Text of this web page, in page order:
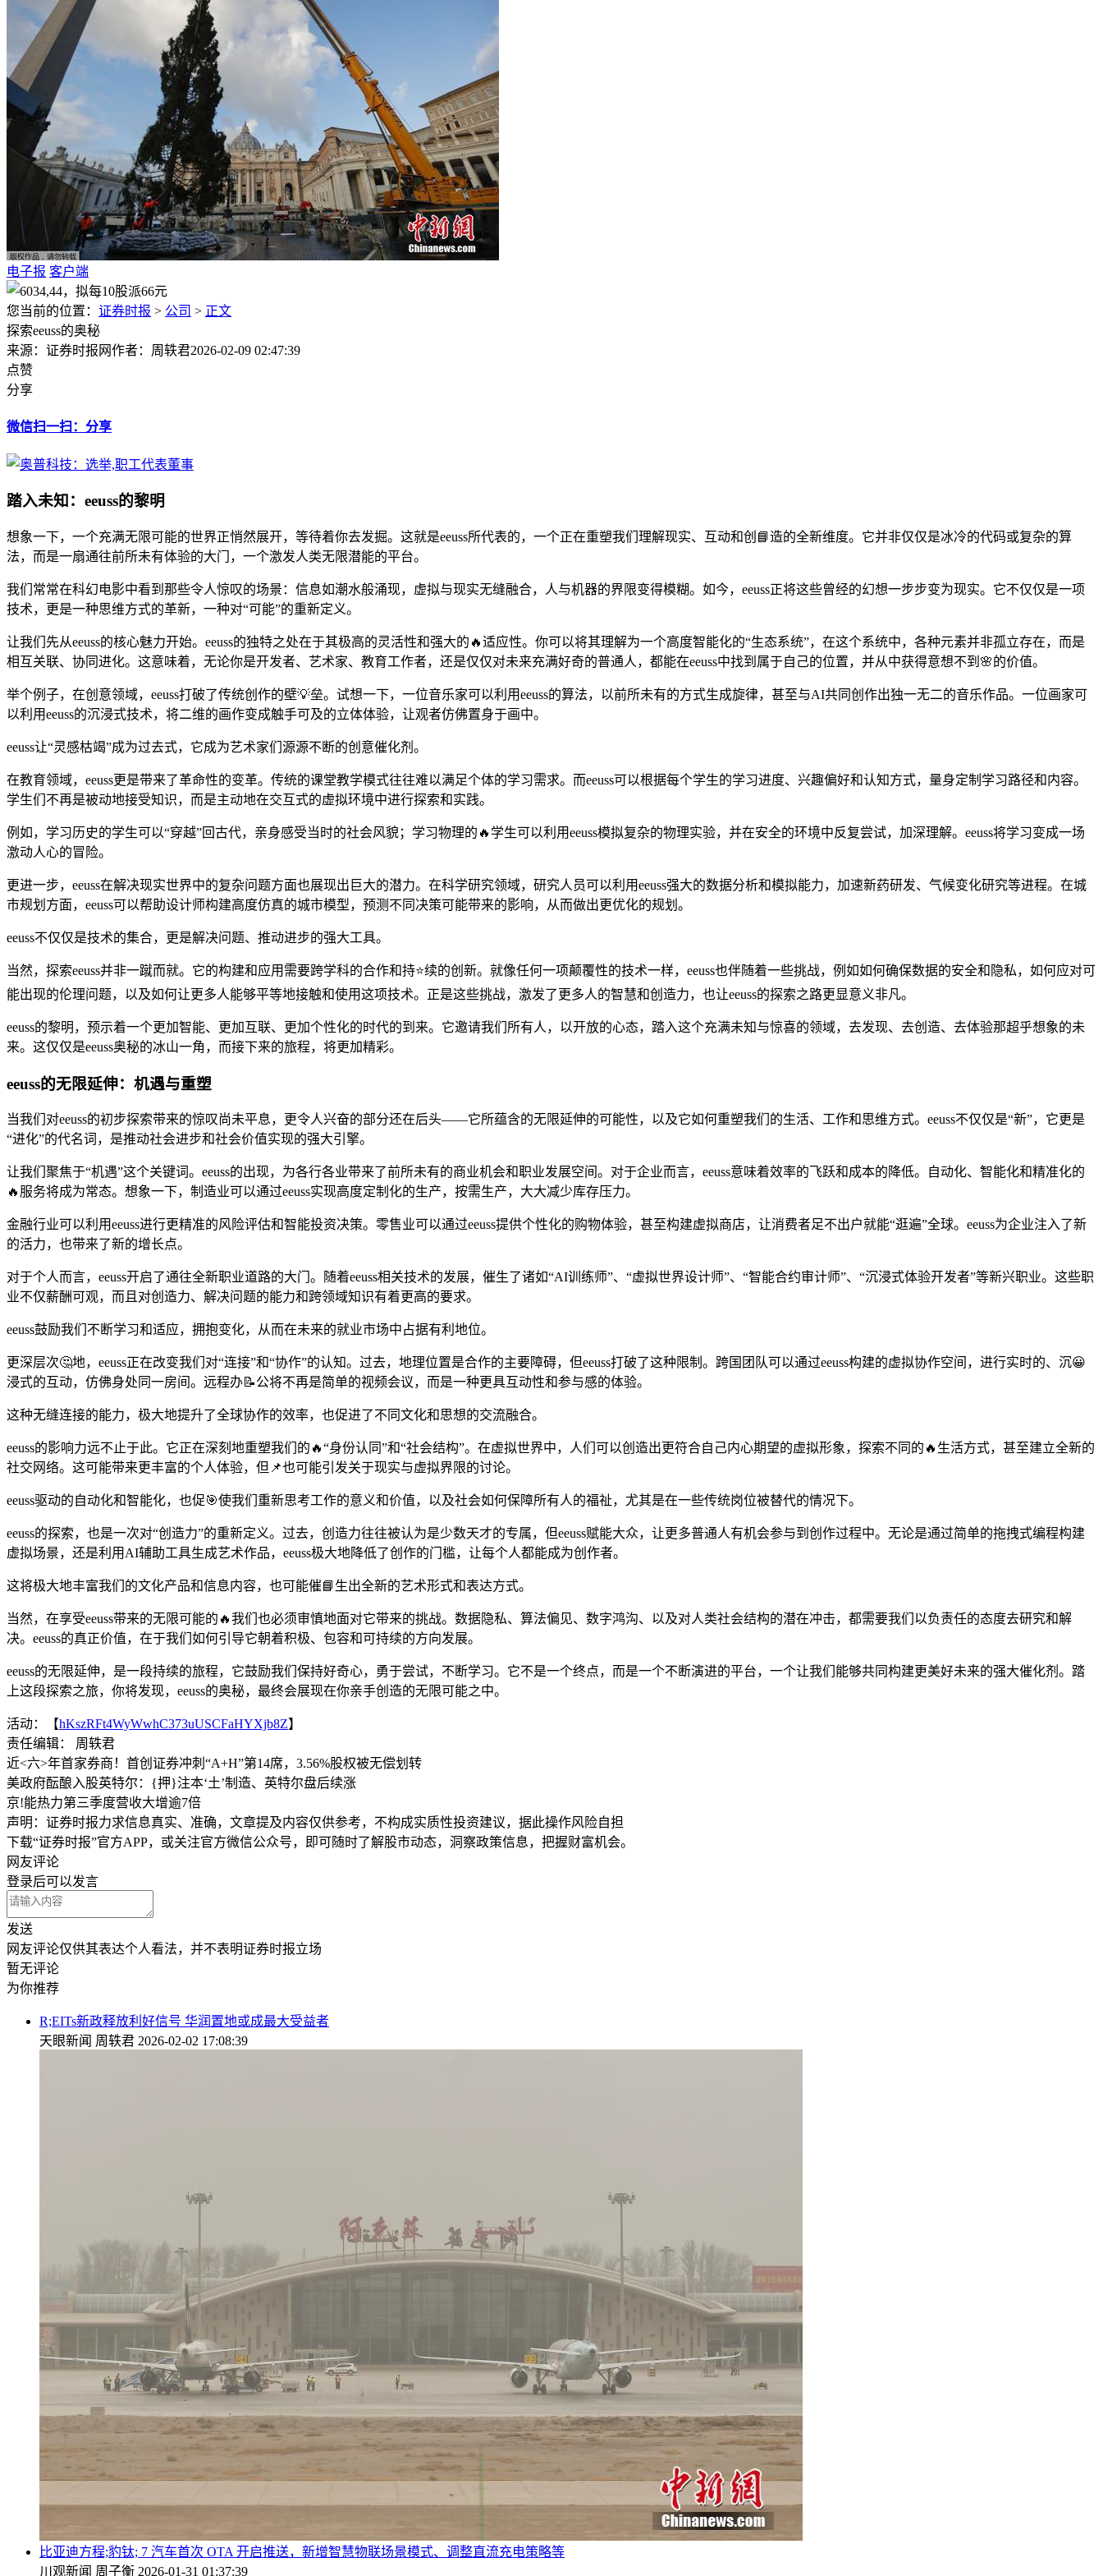
电子报 客户端
您当前的位置： 证券时报 > 公司 > 正文
探索eeuss的奥秘
来源：证券时报网作者：周轶君2026-02-09 02:47:39
点赞
分享
微信扫一扫：分享
踏入未知：eeuss的黎明
想象一下，一个充满无限可能的世界正悄然展开，等待着你去发掘。这就是eeuss所代表的，一个正在重塑我们理解现实、互动和创📘造的全新维度。它并非仅仅是冰冷的代码或复杂的算
法，而是一扇通往前所未有体验的大门，一个激发人类无限潜能的平台。
我们常常在科幻电影中看到那些令人惊叹的场景：信息如潮水般涌现，虚拟与现实无缝融合，人与机器的界限变得模糊。如今，eeuss正将这些曾经的幻想一步步变为现实。它不仅仅是一项
技术，更是一种思维方式的革新，一种对“可能”的重新定义。
让我们先从eeuss的核心魅力开始。eeuss的独特之处在于其极高的灵活性和强大的🔥适应性。你可以将其理解为一个高度智能化的“生态系统”，在这个系统中，各种元素并非孤立存在，而是
相互关联、协同进化。这意味着，无论你是开发者、艺术家、教育工作者，还是仅仅对未来充满好奇的普通人，都能在eeuss中找到属于自己的位置，并从中获得意想不到🌸的价值。
举个例子，在创意领域，eeuss打破了传统创作的壁💡垒。试想一下，一位音乐家可以利用eeuss的算法，以前所未有的方式生成旋律，甚至与AI共同创作出独一无二的音乐作品。一位画家可
以利用eeuss的沉浸式技术，将二维的画作变成触手可及的立体体验，让观者仿佛置身于画中。
eeuss让“灵感枯竭”成为过去式，它成为艺术家们源源不断的创意催化剂。
在教育领域，eeuss更是带来了革命性的变革。传统的课堂教学模式往往难以满足个体的学习需求。而eeuss可以根据每个学生的学习进度、兴趣偏好和认知方式，量身定制学习路径和内容。
学生们不再是被动地接受知识，而是主动地在交互式的虚拟环境中进行探索和实践。
例如，学习历史的学生可以“穿越”回古代，亲身感受当时的社会风貌；学习物理的🔥学生可以利用eeuss模拟复杂的物理实验，并在安全的环境中反复尝试，加深理解。eeuss将学习变成一场
激动人心的冒险。
更进一步，eeuss在解决现实世界中的复杂问题方面也展现出巨大的潜力。在科学研究领域，研究人员可以利用eeuss强大的数据分析和模拟能力，加速新药研发、气候变化研究等进程。在城
市规划方面，eeuss可以帮助设计师构建高度仿真的城市模型，预测不同决策可能带来的影响，从而做出更优化的规划。
eeuss不仅仅是技术的集合，更是解决问题、推动进步的强大工具。
当然，探索eeuss并非一蹴而就。它的构建和应用需要跨学科的合作和持⭐续的创新。就像任何一项颠覆性的技术一样，eeuss也伴随着一些挑战，例如如何确保数据的安全和隐私，如何应对可
能出现的伦理问题，以及如何让更多人能够平等地接触和使用这项技术。正是这些挑战，激发了更多人的智慧和创造力，也让eeuss的探索之路更显意义非凡。
eeuss的黎明，预示着一个更加智能、更加互联、更加个性化的时代的到来。它邀请我们所有人，以开放的心态，踏入这个充满未知与惊喜的领域，去发现、去创造、去体验那超乎想象的未
来。这仅仅是eeuss奥秘的冰山一角，而接下来的旅程，将更加精彩。
eeuss的无限延伸：机遇与重塑
当我们对eeuss的初步探索带来的惊叹尚未平息，更令人兴奋的部分还在后头——它所蕴含的无限延伸的可能性，以及它如何重塑我们的生活、工作和思维方式。eeuss不仅仅是“新”，它更是
“进化”的代名词，是推动社会进步和社会价值实现的强大引擎。
让我们聚焦于“机遇”这个关键词。eeuss的出现，为各行各业带来了前所未有的商业机会和职业发展空间。对于企业而言，eeuss意味着效率的飞跃和成本的降低。自动化、智能化和精准化的
🔥服务将成为常态。想象一下，制造业可以通过eeuss实现高度定制化的生产，按需生产，大大减少库存压力。
金融行业可以利用eeuss进行更精准的风险评估和智能投资决策。零售业可以通过eeuss提供个性化的购物体验，甚至构建虚拟商店，让消费者足不出户就能“逛遍”全球。eeuss为企业注入了新
的活力，也带来了新的增长点。
对于个人而言，eeuss开启了通往全新职业道路的大门。随着eeuss相关技术的发展，催生了诸如“AI训练师”、“虚拟世界设计师”、“智能合约审计师”、“沉浸式体验开发者”等新兴职业。这些职
业不仅薪酬可观，而且对创造力、解决问题的能力和跨领域知识有着更高的要求。
eeuss鼓励我们不断学习和适应，拥抱变化，从而在未来的就业市场中占据有利地位。
更深层次🤔地，eeuss正在改变我们对“连接”和“协作”的认知。过去，地理位置是合作的主要障碍，但eeuss打破了这种限制。跨国团队可以通过eeuss构建的虚拟协作空间，进行实时的、沉😀
浸式的互动，仿佛身处同一房间。远程办📝公将不再是简单的视频会议，而是一种更具互动性和参与感的体验。
这种无缝连接的能力，极大地提升了全球协作的效率，也促进了不同文化和思想的交流融合。
eeuss的影响力远不止于此。它正在深刻地重塑我们的🔥“身份认同”和“社会结构”。在虚拟世界中，人们可以创造出更符合自己内心期望的虚拟形象，探索不同的🔥生活方式，甚至建立全新的
社交网络。这可能带来更丰富的个人体验，但📌也可能引发关于现实与虚拟界限的讨论。
eeuss驱动的自动化和智能化，也促🎯使我们重新思考工作的意义和价值，以及社会如何保障所有人的福祉，尤其是在一些传统岗位被替代的情况下。
eeuss的探索，也是一次对“创造力”的重新定义。过去，创造力往往被认为是少数天才的专属，但eeuss赋能大众，让更多普通人有机会参与到创作过程中。无论是通过简单的拖拽式编程构建
虚拟场景，还是利用AI辅助工具生成艺术作品，eeuss极大地降低了创作的门槛，让每个人都能成为创作者。
这将极大地丰富我们的文化产品和信息内容，也可能催📘生出全新的艺术形式和表达方式。
当然，在享受eeuss带来的无限可能的🔥我们也必须审慎地面对它带来的挑战。数据隐私、算法偏见、数字鸿沟、以及对人类社会结构的潜在冲击，都需要我们以负责任的态度去研究和解
决。eeuss的真正价值，在于我们如何引导它朝着积极、包容和可持续的方向发展。
eeuss的无限延伸，是一段持续的旅程，它鼓励我们保持好奇心，勇于尝试，不断学习。它不是一个终点，而是一个不断演进的平台，一个让我们能够共同构建更美好未来的强大催化剂。踏
上这段探索之旅，你将发现，eeuss的奥秘，最终会展现在你亲手创造的无限可能之中。
活动：【hKszRFt4WyWwhC373uUSCFaHYXjb8Z】
责任编辑： 周轶君
近<六>年首家券商！首创证券冲刺“A+H”第14席，3.56%股权被无偿划转
美政府酝酿入股英特尔：{押}注本‘土’制造、英特尔盘后续涨
京!能热力第三季度营收大增逾7倍
声明：证券时报力求信息真实、准确，文章提及内容仅供参考，不构成实质性投资建议，据此操作风险自担
下载“证券时报”官方APP，或关注官方微信公众号，即可随时了解股市动态，洞察政策信息，把握财富机会。
网友评论
登录后可以发言
发送
网友评论仅供其表达个人看法，并不表明证券时报立场
暂无评论
为你推荐
R;EITs新政释放利好信号 华润置地或成最大受益者
天眼新闻 周轶君 2026-02-02 17:08:39
比亚迪方程;豹钛; 7 汽车首次 OTA 开启推送，新增智慧物联场景模式、调整直流充电策略等
川观新闻 周子衡 2026-01-31 01:37:39